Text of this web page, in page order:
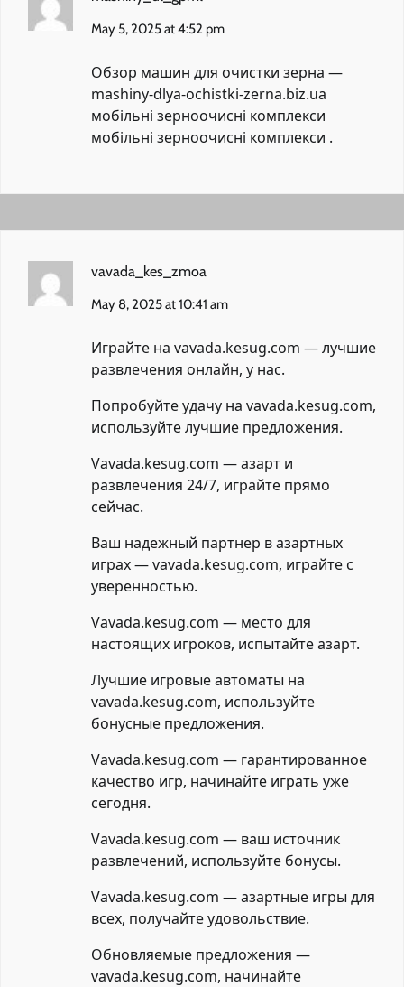
May 5, 2025 at 4:52 pm
Обзор машин для очистки зерна —
mashiny-dlya-ochistki-zerna.biz.ua
мобільні зерноочисні комплекси
мобільні зерноочисні комплекси .
vavada_kes_zmoa
May 8, 2025 at 10:41 am
Играйте на vavada.kesug.com — лучшие
развлечения онлайн, у нас.
Попробуйте удачу на vavada.kesug.com,
используйте лучшие предложения.
Vavada.kesug.com — азарт и
развлечения 24/7, играйте прямо
сейчас.
Ваш надежный партнер в азартных
играх — vavada.kesug.com, играйте с
уверенностью.
Vavada.kesug.com — место для
настоящих игроков, испытайте азарт.
Лучшие игровые автоматы на
vavada.kesug.com, используйте
бонусные предложения.
Vavada.kesug.com — гарантированное
качество игр, начинайте играть уже
сегодня.
Vavada.kesug.com — ваш источник
развлечений, используйте бонусы.
Vavada.kesug.com — азартные игры для
всех, получайте удовольствие.
Обновляемые предложения —
vavada.kesug.com, начинайте